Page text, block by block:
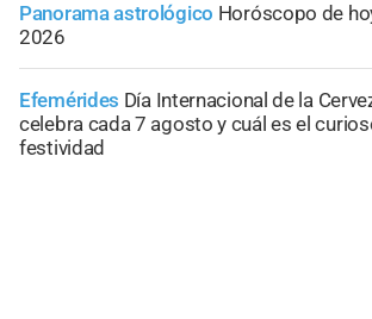
Panorama astrológico Horóscopo de
2026
Efemérides Día Internacional de la
celebra cada 7 agosto y cuál es el
festividad